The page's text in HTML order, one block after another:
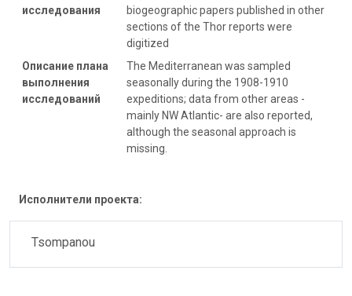
исследования
biogeographic papers published in other
sections of the Thor reports were
digitized
Описание плана
выполнения
исследований
The Mediterranean was sampled
seasonally during the 1908-1910
expeditions; data from other areas -
mainly NW Atlantic- are also reported,
although the seasonal approach is
missing.
Исполнители проекта:
Tsompanou